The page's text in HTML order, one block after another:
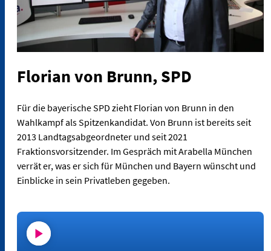
Florian von Brunn, SPD
Für die bayerische SPD zieht Florian von Brunn in den
Wahlkampf als Spitzenkandidat. Von Brunn ist bereits seit
2013 Landtagsabgeordneter und seit 2021
Fraktionsvorsitzender. Im Gespräch mit Arabella München
verrät er, was er sich für München und Bayern wünscht und
Einblicke in sein Privatleben gegeben.